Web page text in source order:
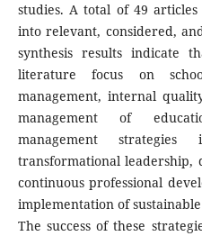
studies. A total of 49
into relevant, considered,
synthesis results indicate
literature focus on
management, internal
management of
management
transformational leadership,
continuous professional
implementation of
The success of these